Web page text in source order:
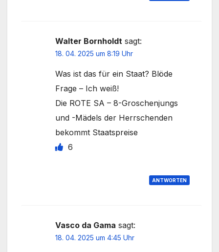
Walter Bornholdt sagt:
18. 04. 2025 um 8:19 Uhr
Was ist das für ein Staat? Blöde
Frage – Ich weiß!
Die ROTE SA – 8-Groschenjungs
und -Mädels der Herrschenden
bekommt Staatspreise
6
ANTWORTEN
Vasco da Gama sagt:
18. 04. 2025 um 4:45 Uhr